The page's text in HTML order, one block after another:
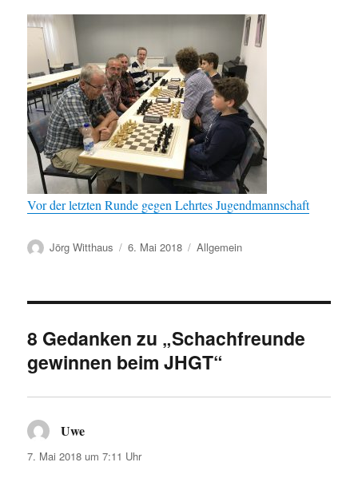
Vor der letzten Runde gegen Lehrtes Jugendmannschaft
Autor
Jörg Witthaus
Veröffentlicht
6. Mai 2018 Kategorien
Allgemein
8 Gedanken zu „Schachfreunde
gewinnen beim JHGT“
Uwe
7. Mai 2018 um 7:11 Uhr